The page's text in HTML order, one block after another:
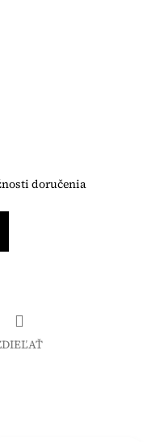
doručenia